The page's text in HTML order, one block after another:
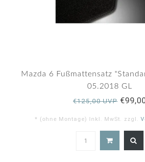
Mazda 6 Fußmattensatz
05.2018 GL
€125,00 UVP
* (ohne Montage) Inkl. MwSt. zzgl.